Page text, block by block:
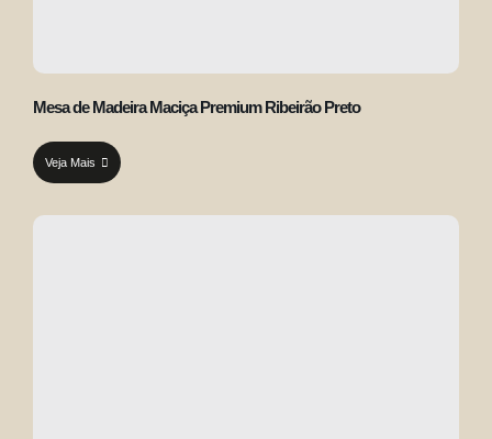
Mesa de Madeira Maciça Premium Ribeirão Preto
Veja Mais